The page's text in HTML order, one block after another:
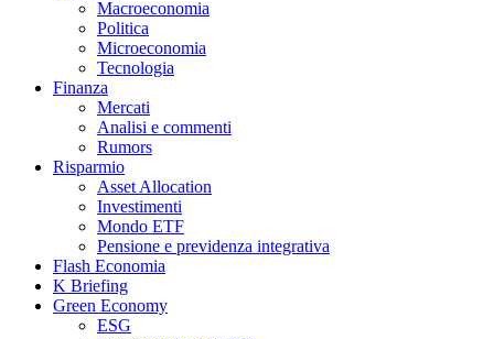
Macroeconomia
Politica
Microeconomia
Tecnologia
Finanza
Mercati
Analisi e commenti
Rumors
Risparmio
Asset Allocation
Investimenti
Mondo ETF
Pensione e previdenza integrativa
Flash Economia
K Briefing
Green Economy
ESG